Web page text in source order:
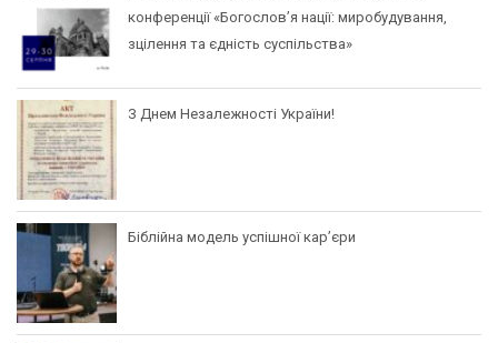
конференції «Богослов’я нації: миробудування,
зцілення та єдність суспільства»
З Днем Незалежності України!
Біблійна модель успішної кар’єри